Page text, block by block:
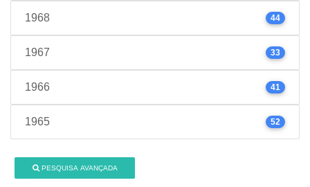
1968 44
1967 33
1966 41
1965 52
PESQUISA AVANÇADA